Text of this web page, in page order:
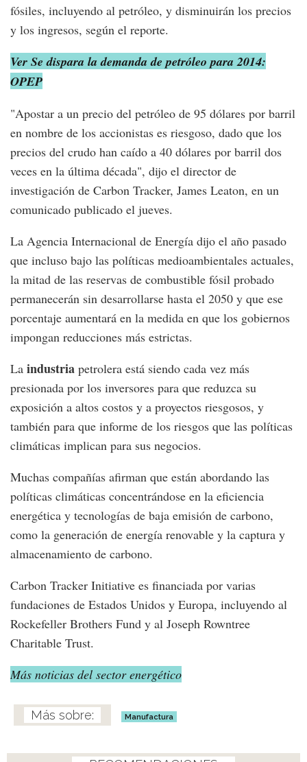
fósiles, incluyendo al petróleo, y disminuirán los precios
y los ingresos, según el reporte.
Ver Se dispara la demanda de petróleo para 2014:
OPEP
"Apostar a un precio del petróleo de 95 dólares por barril
en nombre de los accionistas es riesgoso, dado que los
precios del crudo han caído a 40 dólares por barril dos
veces en la última década", dijo el director de
investigación de Carbon Tracker, James Leaton, en un
comunicado publicado el jueves.
La Agencia Internacional de Energía dijo el año pasado
que incluso bajo las políticas medioambientales actuales,
la mitad de las reservas de combustible fósil probado
permanecerán sin desarrollarse hasta el 2050 y que ese
porcentaje aumentará en la medida en que los gobiernos
impongan reducciones más estrictas.
La industria petrolera está siendo cada vez más
presionada por los inversores para que reduzca su
exposición a altos costos y a proyectos riesgosos, y
también para que informe de los riesgos que las políticas
climáticas implican para sus negocios.
Muchas compañías afirman que están abordando las
políticas climáticas concentrándose en la eficiencia
energética y tecnologías de baja emisión de carbono,
como la generación de energía renovable y la captura y
almacenamiento de carbono.
Carbon Tracker Initiative es financiada por varias
fundaciones de Estados Unidos y Europa, incluyendo al
Rockefeller Brothers Fund y al Joseph Rowntree
Charitable Trust.
Más noticias del sector energético
Manufactura